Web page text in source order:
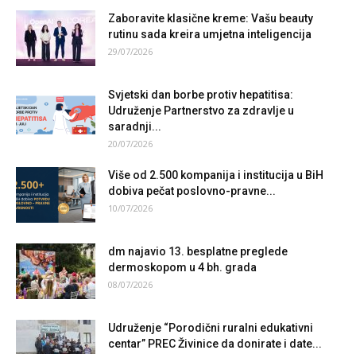
Zaboravite klasične kreme: Vašu beauty
rutinu sada kreira umjetna inteligencija
29/07/2026
Svjetski dan borbe protiv hepatitisa:
Udruženje Partnerstvo za zdravlje u
saradnji...
20/07/2026
Više od 2.500 kompanija i institucija u BiH
dobiva pečat poslovno-pravne...
10/07/2026
dm najavio 13. besplatne preglede
dermoskopom u 4 bh. grada
08/07/2026
Udruženje “Porodični ruralni edukativni
centar” PREC Živinice da donirate i date...